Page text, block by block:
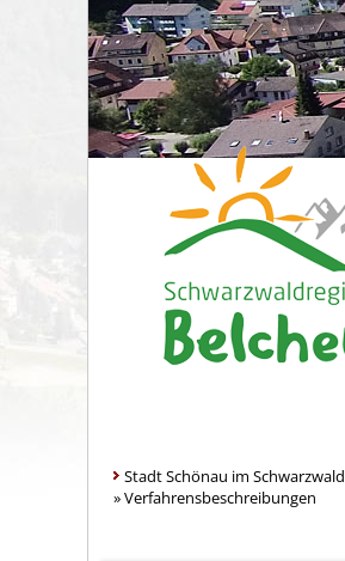
Stadt Schönau im Schwarzwald
»Verfahrensbeschreibungen